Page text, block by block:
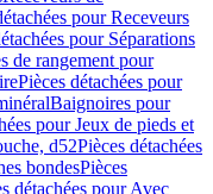
pour Receveurs
pour Séparations
de rangement pour
Pièces détachées pour
Baignoires pour
pour Jeux de pieds et
d52Pièces détachées
bondesPièces
détachées pour Avec